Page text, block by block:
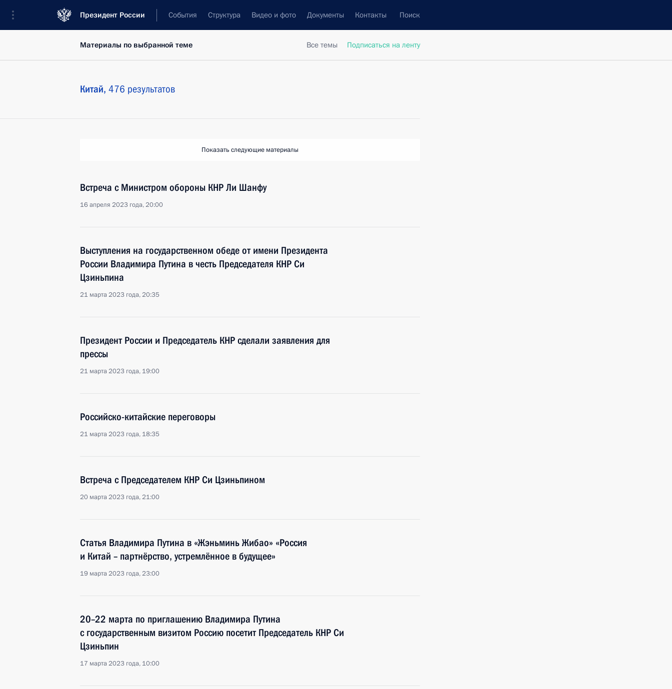
Президент России События Структура Видео и фото Документы Контакты Поиск
Все темы Подписаться на ленту
Материалы по выбранной теме
Китай, 476 результатов
Показать следующие материалы
Встреча с Министром обороны КНР Ли Шанфу
16 апреля 2023 года, 20:00
Выступления на государственном обеде от имени Президента
России Владимира Путина в честь Председателя КНР Си
Цзиньпина
21 марта 2023 года, 20:35
Президент России и Председатель КНР сделали заявления для
прессы
21 марта 2023 года, 19:00
Российско-китайские переговоры
21 марта 2023 года, 18:35
Встреча с Председателем КНР Си Цзиньпином
20 марта 2023 года, 21:00
Статья Владимира Путина в «Жэньминь Жибао» «Россия
и Китай – партнёрство, устремлённое в будущее»
19 марта 2023 года, 23:00
20–22 марта по приглашению Владимира Путина
с государственным визитом Россию посетит Председатель КНР Си
Цзиньпин
17 марта 2023 года, 10:00